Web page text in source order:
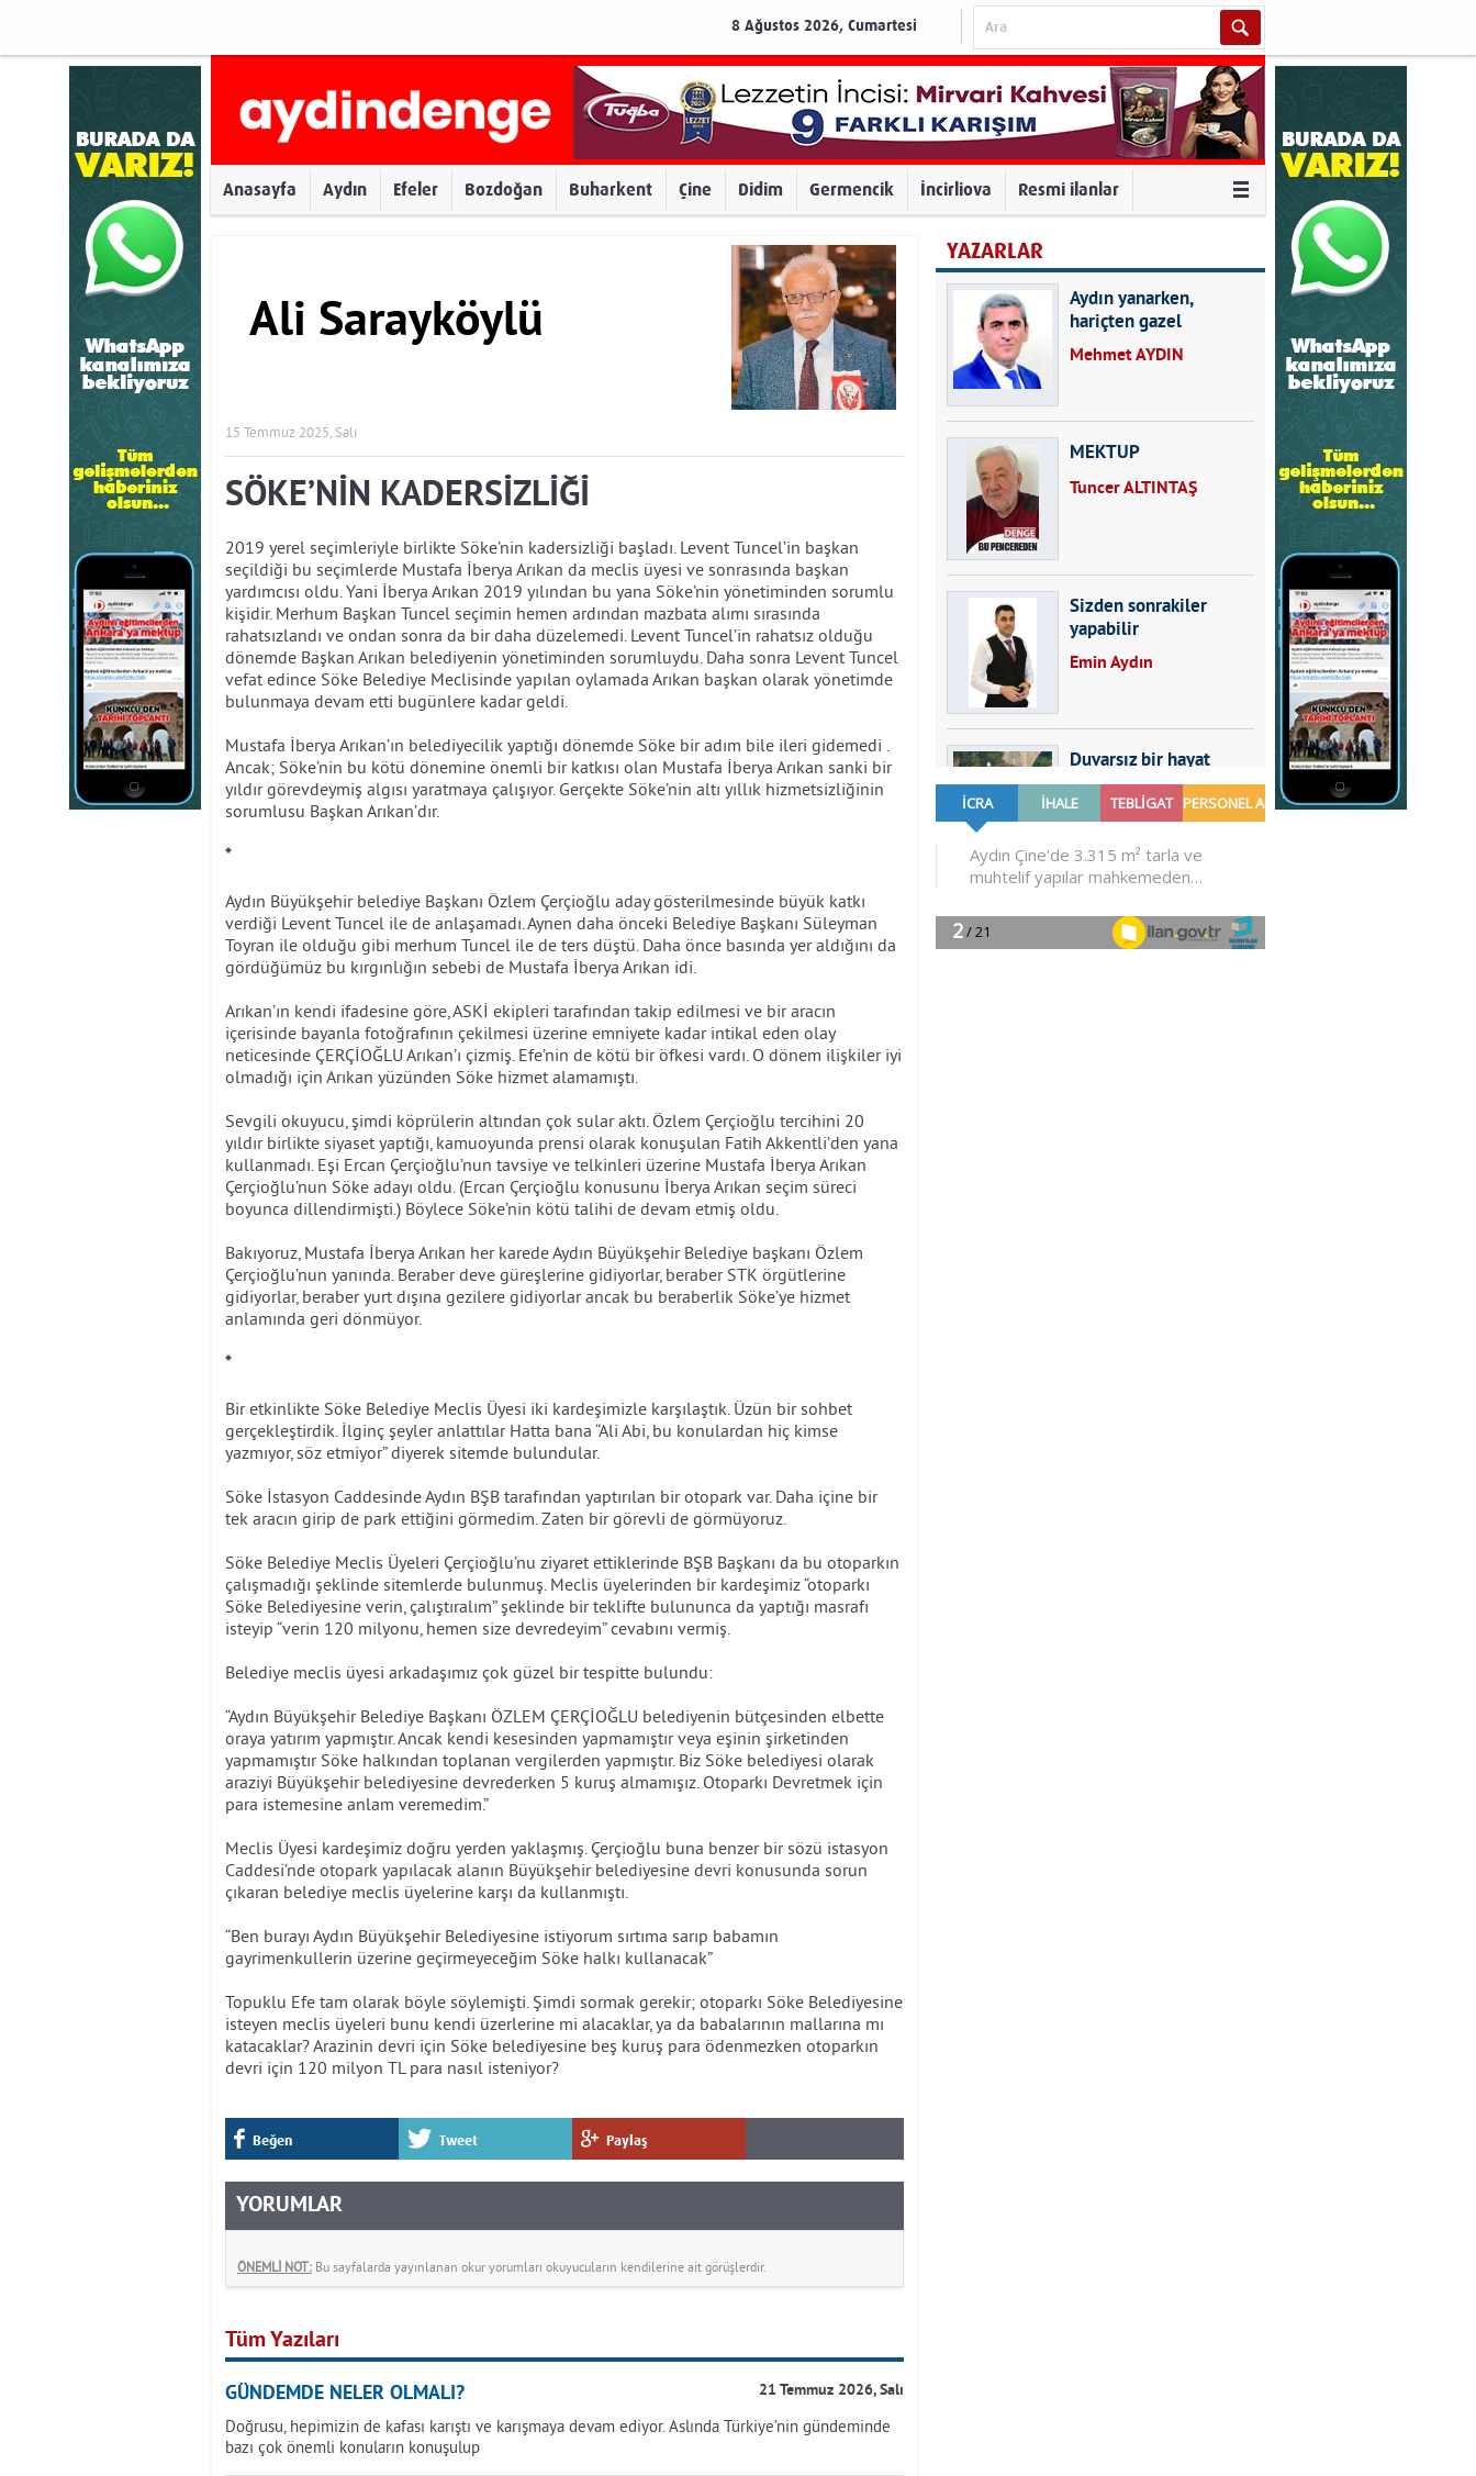
8 Ağustos 2026, Cumartesi
Anasayfa Aydın Efeler Bozdoğan Buharkent Çine Didim Germencik İncirliova Resmi ilanlar
Ali Sarayköylü
15 Temmuz 2025, Salı
SÖKE’NİN KADERSİZLİĞİ
2019 yerel seçimleriyle birlikte Söke’nin kadersizliği başladı. Levent Tuncel’in başkan
seçildiği bu seçimlerde Mustafa İberya Arıkan da meclis üyesi ve sonrasında başkan
yardımcısı oldu. Yani İberya Arıkan 2019 yılından bu yana Söke’nin yönetiminden sorumlu
kişidir. Merhum Başkan Tuncel seçimin hemen ardından mazbata alımı sırasında
rahatsızlandı ve ondan sonra da bir daha düzelemedi. Levent Tuncel’in rahatsız olduğu
dönemde Başkan Arıkan belediyenin yönetiminden sorumluydu. Daha sonra Levent Tuncel
vefat edince Söke Belediye Meclisinde yapılan oylamada Arıkan başkan olarak yönetimde
bulunmaya devam etti bugünlere kadar geldi.
Mustafa İberya Arıkan’ın belediyecilik yaptığı dönemde Söke bir adım bile ileri gidemedi .
Ancak; Söke’nin bu kötü dönemine önemli bir katkısı olan Mustafa İberya Arıkan sanki bir
yıldır görevdeymiş algısı yaratmaya çalışıyor. Gerçekte Söke’nin altı yıllık hizmetsizliğinin
sorumlusu Başkan Arıkan’dır.
*
Aydın Büyükşehir belediye Başkanı Özlem Çerçioğlu aday gösterilmesinde büyük katkı
verdiği Levent Tuncel ile de anlaşamadı. Aynen daha önceki Belediye Başkanı Süleyman
Toyran ile olduğu gibi merhum Tuncel ile de ters düştü. Daha önce basında yer aldığını da
gördüğümüz bu kırgınlığın sebebi de Mustafa İberya Arıkan idi.
Arıkan’ın kendi ifadesine göre, ASKİ ekipleri tarafından takip edilmesi ve bir aracın
içerisinde bayanla fotoğrafının çekilmesi üzerine emniyete kadar intikal eden olay
neticesinde ÇERÇİOĞLU Arıkan’ı çizmiş. Efe’nin de kötü bir öfkesi vardı. O dönem ilişkiler iyi
olmadığı için Arıkan yüzünden Söke hizmet alamamıştı.
Sevgili okuyucu, şimdi köprülerin altından çok sular aktı. Özlem Çerçioğlu tercihini 20
yıldır birlikte siyaset yaptığı, kamuoyunda prensi olarak konuşulan Fatih Akkentli’den yana
kullanmadı. Eşi Ercan Çerçioğlu’nun tavsiye ve telkinleri üzerine Mustafa İberya Arıkan
Çerçioğlu’nun Söke adayı oldu. (Ercan Çerçioğlu konusunu İberya Arıkan seçim süreci
boyunca dillendirmişti.) Böylece Söke’nin kötü talihi de devam etmiş oldu.
Bakıyoruz, Mustafa İberya Arıkan her karede Aydın Büyükşehir Belediye başkanı Özlem
Çerçioğlu’nun yanında. Beraber deve güreşlerine gidiyorlar, beraber STK örgütlerine
gidiyorlar, beraber yurt dışına gezilere gidiyorlar ancak bu beraberlik Söke’ye hizmet
anlamında geri dönmüyor.
*
Bir etkinlikte Söke Belediye Meclis Üyesi iki kardeşimizle karşılaştık. Üzün bir sohbet
gerçekleştirdik. İlginç şeyler anlattılar Hatta bana “Ali Abi, bu konulardan hiç kimse
yazmıyor, söz etmiyor” diyerek sitemde bulundular.
Söke İstasyon Caddesinde Aydın BŞB tarafından yaptırılan bir otopark var. Daha içine bir
tek aracın girip de park ettiğini görmedim. Zaten bir görevli de görmüyoruz.
Söke Belediye Meclis Üyeleri Çerçioğlu’nu ziyaret ettiklerinde BŞB Başkanı da bu otoparkın
çalışmadığı şeklinde sitemlerde bulunmuş. Meclis üyelerinden bir kardeşimiz “otoparkı
Söke Belediyesine verin, çalıştıralım” şeklinde bir teklifte bulununca da yaptığı masrafı
isteyip “verin 120 milyonu, hemen size devredeyim” cevabını vermiş.
Belediye meclis üyesi arkadaşımız çok güzel bir tespitte bulundu:
“Aydın Büyükşehir Belediye Başkanı ÖZLEM ÇERÇİOĞLU belediyenin bütçesinden elbette
oraya yatırım yapmıştır. Ancak kendi kesesinden yapmamıştır veya eşinin şirketinden
yapmamıştır Söke halkından toplanan vergilerden yapmıştır. Biz Söke belediyesi olarak
araziyi Büyükşehir belediyesine devrederken 5 kuruş almamışız. Otoparkı Devretmek için
para istemesine anlam veremedim.”
Meclis Üyesi kardeşimiz doğru yerden yaklaşmış. Çerçioğlu buna benzer bir sözü istasyon
Caddesi’nde otopark yapılacak alanın Büyükşehir belediyesine devri konusunda sorun
çıkaran belediye meclis üyelerine karşı da kullanmıştı.
“Ben burayı Aydın Büyükşehir Belediyesine istiyorum sırtıma sarıp babamın
gayrimenkullerin üzerine geçirmeyeceğim Söke halkı kullanacak”
Topuklu Efe tam olarak böyle söylemişti. Şimdi sormak gerekir; otoparkı Söke Belediyesine
isteyen meclis üyeleri bunu kendi üzerlerine mi alacaklar, ya da babalarının mallarına mı
katacaklar? Arazinin devri için Söke belediyesine beş kuruş para ödenmezken otoparkın
devri için 120 milyon TL para nasıl isteniyor?
Beğen Tweet Paylaş
YORUMLAR
ÖNEMLİ NOT: Bu sayfalarda yayınlanan okur yorumları okuyucuların kendilerine ait görüşlerdir.
Tüm Yazıları
GÜNDEMDE NELER OLMALI? 21 Temmuz 2026, Salı
Doğrusu, hepimizin de kafası karıştı ve karışmaya devam ediyor. Aslında Türkiye’nin gündeminde
bazı çok önemli konuların konuşulup
YAZARLAR
Aydın yanarken,
hariçten gazel
okuyarak kalpleri de
Mehmet AYDIN
MEKTUP
Tuncer ALTINTAŞ
Sizden sonrakiler
yapabilir
Emin Aydın
Duvarsız bir hayat
Furkan SARICA
GÜNDEMDE NELER
OLMALI?